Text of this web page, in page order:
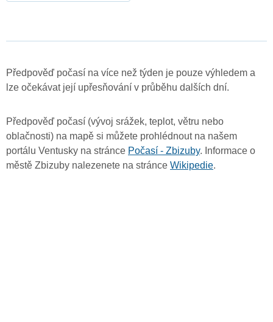
Předpověď počasí na více než týden je pouze výhledem a
lze očekávat její upřesňování v průběhu dalších dní.
Předpověď počasí (vývoj srážek, teplot, větru nebo
oblačnosti) na mapě si můžete prohlédnout na našem
portálu Ventusky na stránce Počasí - Zbizuby. Informace o
městě Zbizuby nalezenete na stránce Wikipedie.